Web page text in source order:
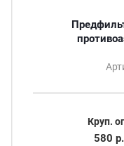
Круп.
580 р.